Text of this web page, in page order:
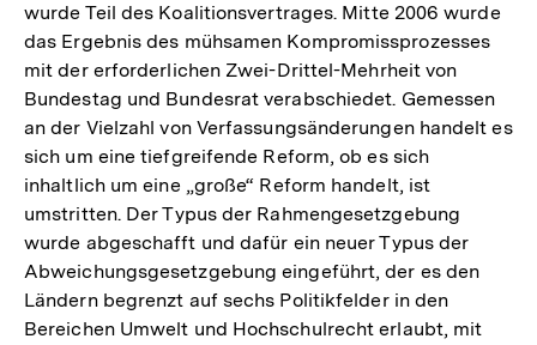
wurde Teil des Koalitionsvertrages. Mitte 2006 wurde
das Ergebnis des mühsamen Kompromissprozesses
mit der erforderlichen Zwei-Drittel-Mehrheit von
Bundestag und Bundesrat verabschiedet. Gemessen
an der Vielzahl von Verfassungsänderungen handelt es
sich um eine tiefgreifende Reform, ob es sich
inhaltlich um eine „große“ Reform handelt, ist
umstritten. Der Typus der Rahmengesetzgebung
wurde abgeschafft und dafür ein neuer Typus der
Abweichungsgesetzgebung eingeführt, der es den
Ländern begrenzt auf sechs Politikfelder in den
Bereichen Umwelt und Hochschulrecht erlaubt, mit